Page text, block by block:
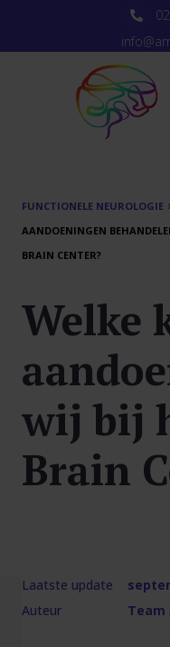
FUNCTIONELE NEUROLOGIE
AANDOENINGEN
BRAIN CENTER?
Welke
wij bij
Brain
Laatste update
Auteur
Team